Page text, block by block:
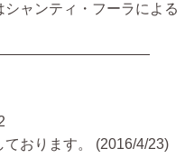
ャンティ・フーラによる
おります。 (2016/4/23)